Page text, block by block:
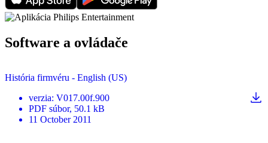
Software a ovládače
História firmvéru - English (US)
verzia: V017.00f.900
PDF súbor, 50.1 kB
11 October 2011